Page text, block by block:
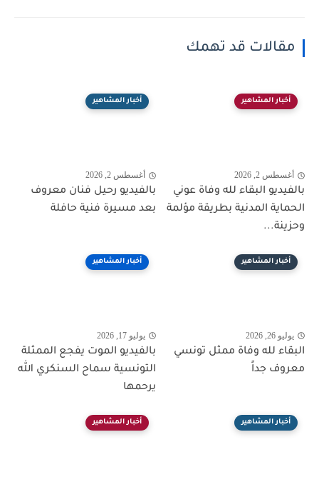
مقالات قد تهمك
أخبار المشاهير
أغسطس 2, 2026
بالفيديو البقاء لله وفاة عوني
الحماية المدنية بطريقة مؤلمة
وحزينة...
أخبار المشاهير
أغسطس 2, 2026
بالفيديو رحيل فنان معروف
بعد مسيرة فنية حافلة
أخبار المشاهير
يوليو 26, 2026
البقاء لله وفاة ممثل تونسي
معروف جداً
أخبار المشاهير
يوليو 17, 2026
بالفيديو الموت يفجع الممثلة
التونسية سماح السنكري الله
يرحمها
أخبار المشاهير أخبار المشاهير